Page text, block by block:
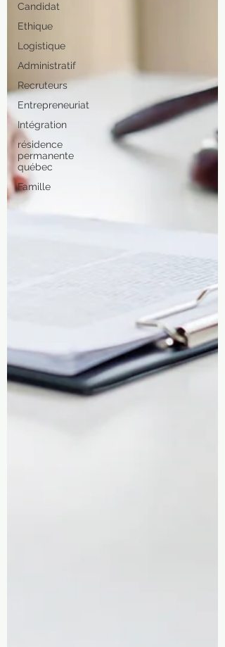
Candidat
Ethique
Logistique
Administratif
Recruteurs
Entrepreneuriat
Intégration
résidence
permanente
québec
Famille